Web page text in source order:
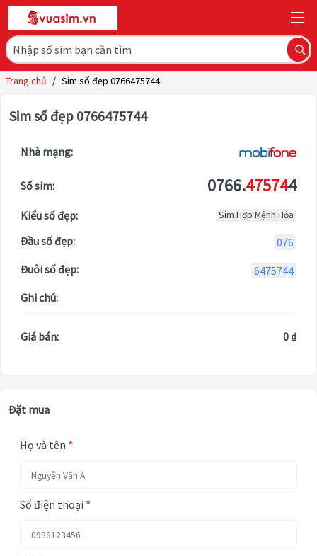
Trang chủ / Sim số đẹp 0766475744
Sim số đẹp 0766475744
Nhà mạng:
Số sim: 0766.475744
Kiểu số đẹp: Sim Hợp Mệnh Hỏa
Đầu số đẹp:
076
Đuôi số đẹp:
6475744
Ghi chú:
Giá bán: 0 ₫
Đặt mua
Họ và tên *
Số điện thoại *